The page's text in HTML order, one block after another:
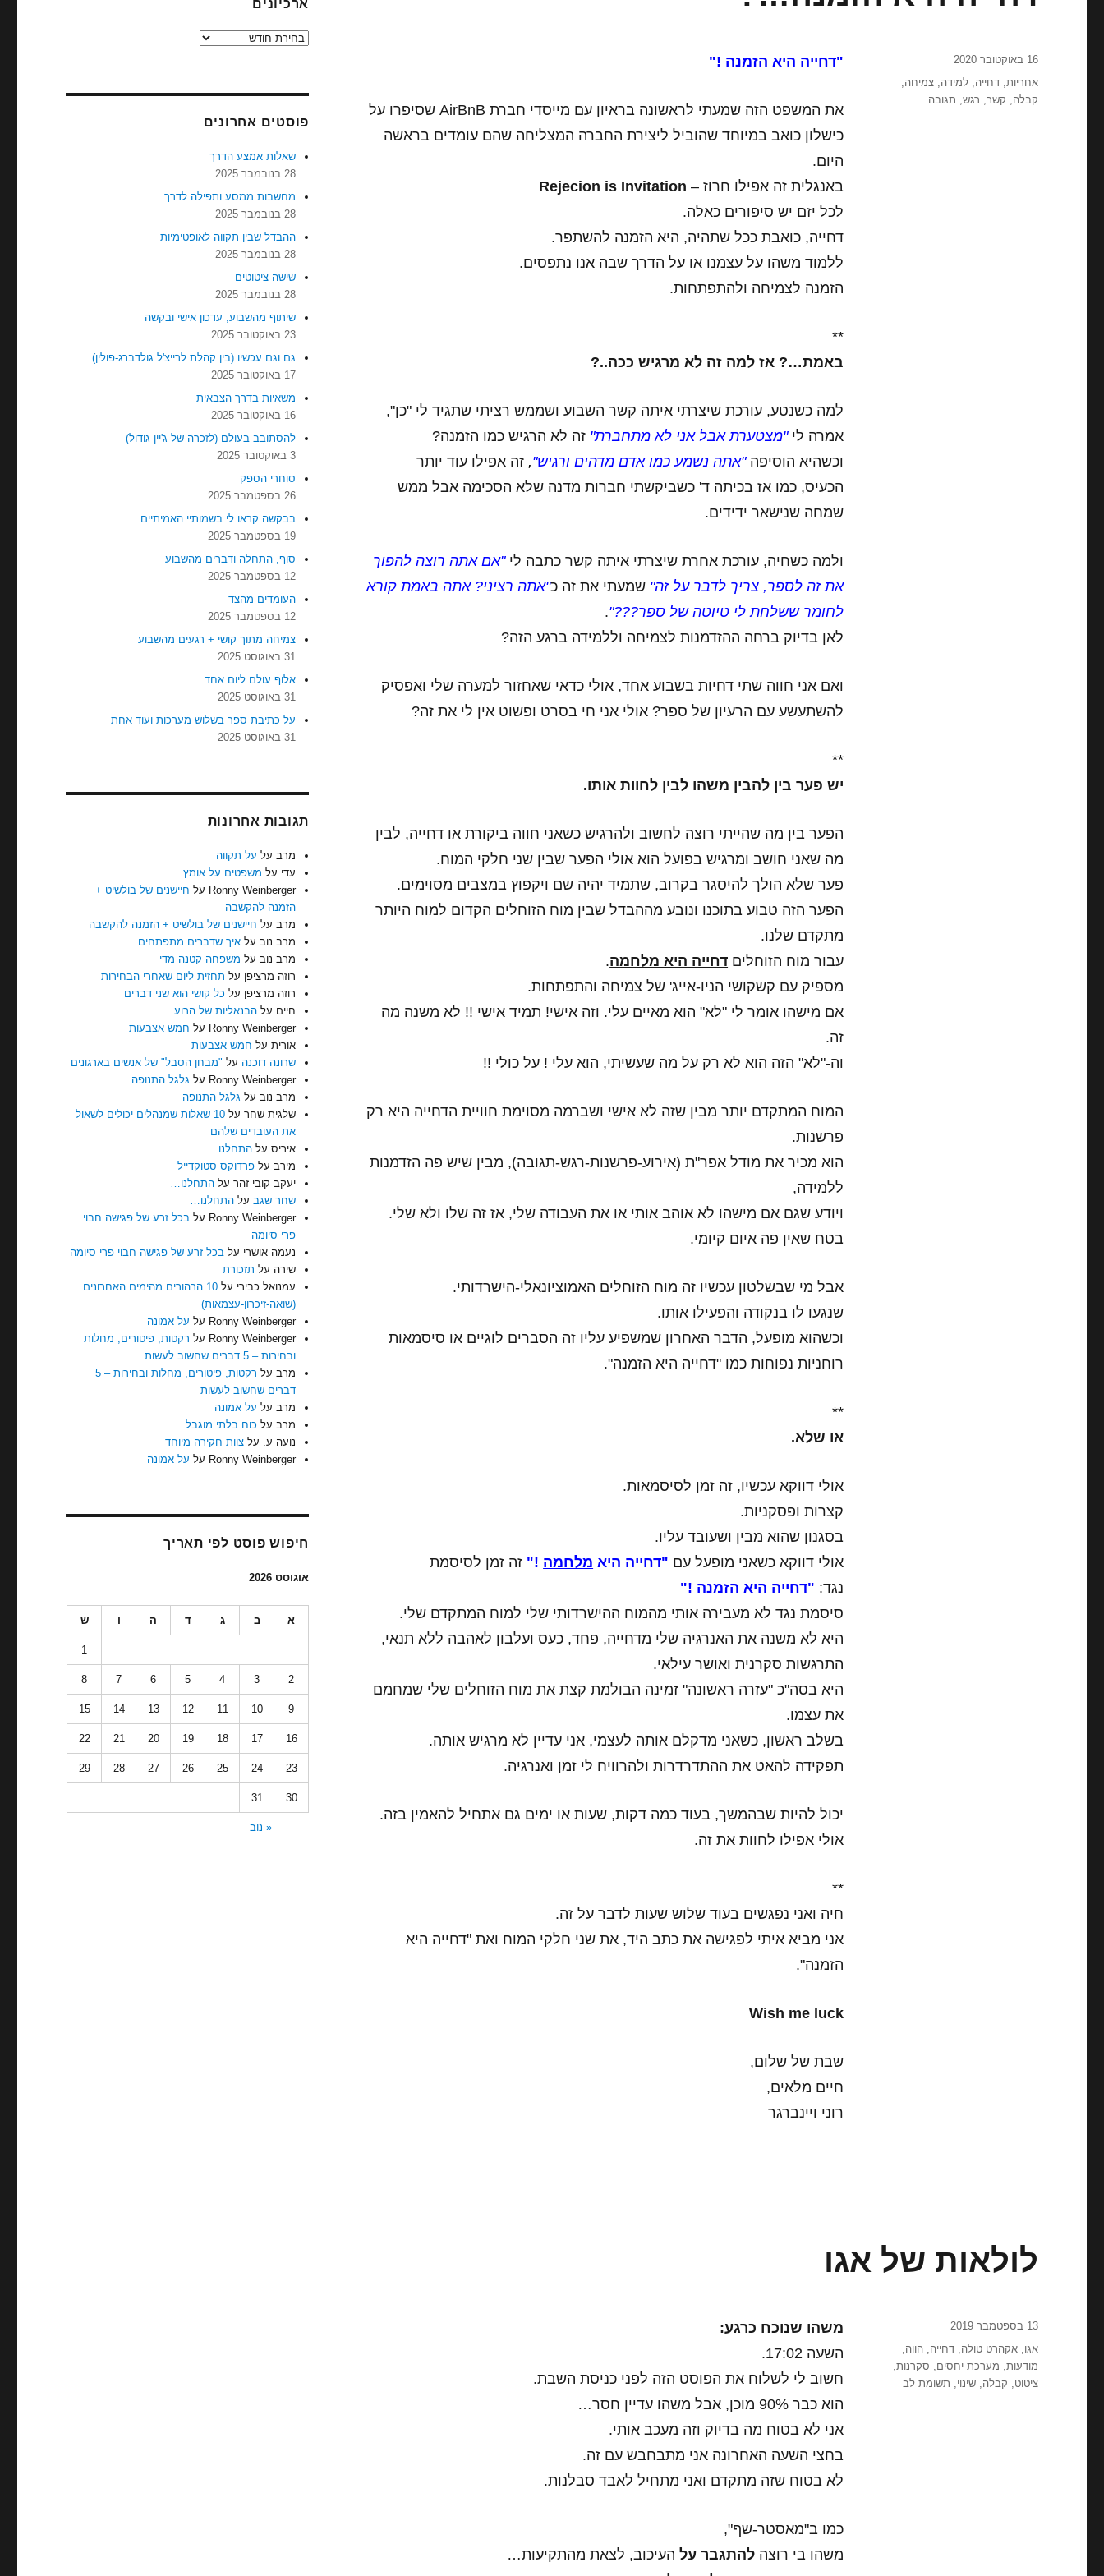
"דחייה היא הזמנה !"
את המשפט הזה שמעתי לראשונה בראיון עם מייסדי חברת AirBnB שסיפרו על
כישלון כואב במיוחד שהוביל ליצירת החברה המצליחה שהם עומדים בראשה
היום.
באנגלית זה אפילו חרוז – Rejecion is Invitation
לכל יזם יש סיפורים כאלה.
דחייה, כואבת ככל שתהיה, היא הזמנה להשתפר.
ללמוד משהו על עצמנו או על הדרך שבה אנו נתפסים.
הזמנה לצמיחה ולהתפתחות.
**
באמת…? אז למה זה לא מרגיש ככה..?
למה כשנטע, עורכת שיצרתי איתה קשר השבוע ושממש רציתי שתגיד לי "כן",
אמרה לי"מצטערת אבל אני לא מתחברת" זה לא הרגיש כמו הזמנה?
וכשהיא הוסיפה"אתה נשמע כמו אדם מדהים ורגיש", זה אפילו עוד יותר
הכעיס, כמו אז בכיתה ד' כשביקשתי חברות מדנה שלא הסכימה אבל ממש
שמחה שנישאר ידידים.
ולמה כשחיה, עורכת אחרת שיצרתי איתה קשר כתבה לי"אם אתה רוצה להפוך
את זה לספר, צריך לדבר על זה" שמעתי את זה כ"אתה רציני? אתה באמת קורא
לחומר ששלחת לי טיוטה של ספר???".
לאן בדיוק ברחה ההזדמנות לצמיחה וללמידה ברגע הזה?
ואם אני חווה שתי דחיות בשבוע אחד, אולי כדאי שאחזור למערה שלי ואפסיק
להשתעשע עם הרעיון של ספר? אולי אני חי בסרט ופשוט אין לי את זה?
**
יש פער בין להבין משהו לבין לחוות אותו.
הפער בין מה שהייתי רוצה לחשוב ולהרגיש כשאני חווה ביקורת או דחייה, לבין
מה שאני חושב ומרגיש בפועל הוא אולי הפער שבין שני חלקי המוח.
פער שלא הולך להיסגר בקרוב, שתמיד יהיה שם ויקפוץ במצבים מסוימים.
הפער הזה טבוע בתוכנו ונובע מההבדל שבין מוח הזוחלים הקדום למוח היותר
מתקדם שלנו.
עבור מוח הזוחלים דחייה היא מלחמה.
מספיק עם קשקושי הניו-אייג' של צמיחה והתפתחות.
אם מישהו אומר לי "לא" הוא מאיים עלי. וזה אישי! תמיד אישי !! לא משנה מה
זה.
וה-"לא" הזה הוא לא רק על מה שעשיתי, הוא עלי ! על כולי !!
המוח המתקדם יותר מבין שזה לא אישי ושברמה מסוימת חוויית הדחייה היא רק
פרשנות.
הוא מכיר את מודל אפר"ת (אירוע-פרשנות-רגש-תגובה), מבין שיש פה הזדמנות
ללמידה,
ויודע שגם אם מישהו לא אוהב אותי או את העבודה שלי, אז זה שלו ולא שלי.
בטח שאין פה איום קיומי.
אבל מי שבשלטון עכשיו זה מוח הזוחלים האמוציונאלי-הישרדותי.
שנגעו לו בנקודה והפעילו אותו.
וכשהוא מופעל, הדבר האחרון שמשפיע עליו זה הסברים לוגיים או סיסמאות
רוחניות נפוחות כמו "דחייה היא הזמנה".
**
או שלא.
אולי דווקא עכשיו, זה זמן לסיסמאות.
קצרות ופסקניות.
בסגנון שהוא מבין ושעובד עליו.
אולי דווקא כשאני מופעל עם "דחייה היא מלחמה !" זה זמן לסיסמת
נגד: "דחייה היא הזמנה !"
סיסמת נגד לא מעבירה אותי מהמוח ההישרדותי שלי למוח המתקדם שלי.
היא לא משנה את האנרגיה שלי מדחייה, פחד, כעס ועלבון לאהבה ללא תנאי,
התרגשות סקרנית ואושר עילאי.
היא בסה"כ "עזרה ראשונה" זמינה הבולמת קצת את מוח הזוחלים שלי שמחמם
את עצמו.
בשלב ראשון, כשאני מדקלם אותה לעצמי, אני עדיין לא מרגיש אותה.
תפקידה להאט את ההתדרדרות ולהרוויח לי זמן ואנרגיה.
יכול להיות שבהמשך, בעוד כמה דקות, שעות או ימים גם אתחיל להאמין בזה.
אולי אפילו לחוות את זה.
**
חיה ואני נפגשים בעוד שלוש שעות לדבר על זה.
אני מביא איתי לפגישה את כתב היד, את שני חלקי המוח ואת "דחייה היא
הזמנה".
Wish me luck
שבת של שלום,
חיים מלאים,
רוני ויינברגר
פורסם
16 באוקטובר 2020
תגיות
אחריות,דחייה,למידה,צמיחה,
קבלה, קשר, רגש, תגובה
לולאות של אגו
משהו שנוכח כרגע:
השעה 17:02.
חשוב לי לשלוח את הפוסט הזה לפני כניסת השבת.
הוא כבר 90% מוכן, אבל משהו עדיין חסר…
אני לא בטוח מה בדיוק וזה מעכב אותי.
בחצי השעה האחרונה אני מתבחבש עם זה.
לא בטוח שזה מתקדם ואני מתחיל לאבד סבלנות.
כמו ב"מאסטר-שף",
משהו בי רוצה להתגבר עלהעיכוב, לצאת מהתקיעות…
פורסם
13 בספטמבר 2019
תגיות
אגו,אקהרט טולה,דחייה,הווה,
מודעות, מערכת יחסים, סקרנות,
ציטוט, קבלה,שינוי, תשומת לב
ארכיונים
ארכיונים
פוסטים אחרונים
שאלות אמצע הדרך
28 בנובמבר 2025
מחשבות ממסע ותפילה לדרך
28 בנובמבר 2025
ההבדל שבין תקווה לאופטימיות
28 בנובמבר 2025
שישה ציטוטים
28 בנובמבר 2025
שיתוף מהשבוע, עדכון אישי ובקשה
23 באוקטובר 2025
גם וגם עכשיו (בין קהלת לרייצ'ל גולדברג-פולין)
17 באוקטובר 2025
משאיות בדרך הצבאית
16 באוקטובר 2025
להסתובב בעולם (לזכרה של ג'יין גודול)
3 באוקטובר 2025
סוחרי הספק
26 בספטמבר 2025
בבקשה קראו לי בשמותיי האמיתיים
19 בספטמבר 2025
סוף, התחלה ודברים מהשבוע
12 בספטמבר 2025
העומדים מהצד
12 בספטמבר 2025
צמיחה מתוך קושי + רגעים מהשבוע
31 באוגוסט 2025
אלוף עולם ליום אחד
31 באוגוסט 2025
על כתיבת ספר בשלוש מערכות ועוד אחת
31 באוגוסט 2025
תגובות אחרונות
מרב על על תקווה
עדי על משפטים על אומץ
Ronny Weinberger על חיישנים של בולשיט +
הזמנה להקשבה
מרב על חיישנים של בולשיט + הזמנה להקשבה
מרב נוב עלאיך שדברים מתפתחים…
מרב נוב על משפחה קטנה מדי
רוזה מרציפן על תחזית ליום שאחרי הבחירות
רוזה מרציפן על כל קושי הוא שני דברים
חיים עלהבנאליות של הרוע
Ronny Weinberger על חמש אצבעות
אורית על חמש אצבעות
שרונה דוכנה על "מבחן הסבל" של אנשים בארגונים
Ronny Weinberger על גלגל התנופה
מרב נוב על גלגל התנופה
שלגית שחר על
10 שאלות שמנהלים יכולים לשאול
את העובדים שלהם
איריס עלהתחלנו…
מירב עלפרדוקס סטוקדייל
יעקב קובי זהר עלהתחלנו…
שחר שגב עלהתחלנו…
Ronny Weinberger עלבכל זרע של פגישה חבוי
פרי סיומה
נעמה אושרי עלבכל זרע של פגישה חבוי פרי סיומה
שירה על תזכורת
עמנואל כבירי על
10 הרהורים מהימים האחרונים
(שואה-זיכרון-עצמאות)
Ronny Weinberger על על אמונה
Ronny Weinberger על רקטות, פיטורים, מחלות
ובחירות – 5 דברים שחשוב לעשות
מרב על
רקטות, פיטורים, מחלות ובחירות – 5
דברים שחשוב לעשות
מרב על על אמונה
מרב על כוח בלתי מוגבל
נועה ע. עלצוות חקירה מיוחד
Ronny Weinberger על על אמונה
חיפוש פוסט לפי תאריך
אוגוסט 2026
א ב ג ד ה ו ש
1
2
3
4
5
6
7
8
9
10
11
12
13
14
15
16
17
18
19
20
21
22
23
24
25
26
27
28
29
30
31
« נוב